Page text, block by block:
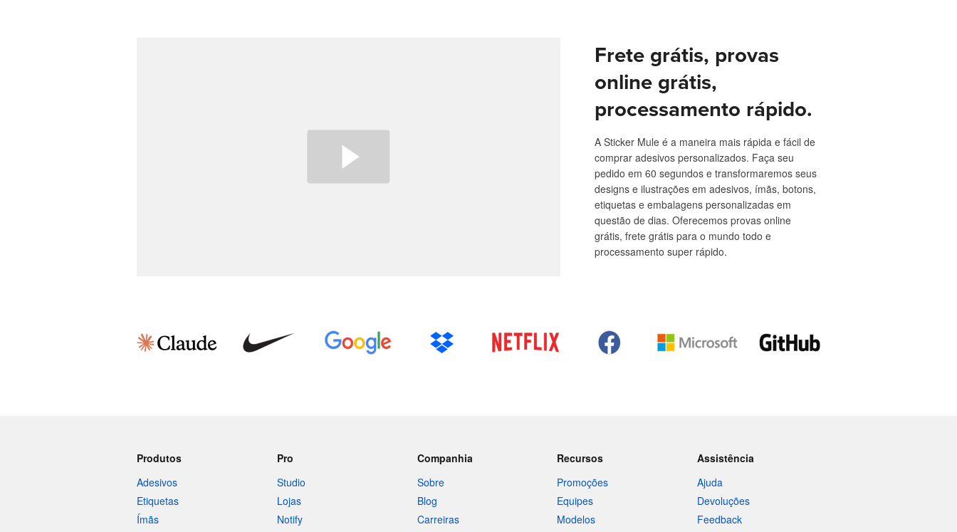
Frete grátis, provas
online grátis,
processamento rápido.
A Sticker Mule é a maneira mais rápida e fácil de
comprar adesivos personalizados. Faça seu
pedido em 60 segundos e transformaremos seus
designs e ilustrações em adesivos, ímãs, botons,
etiquetas e embalagens personalizadas em
questão de dias. Oferecemos provas online
grátis, frete grátis para o mundo todo e
processamento super rápido.
Produtos
Adesivos
Etiquetas
Ímãs
Pro
Studio
Lojas
Notify
Companhia
Sobre
Blog
Carreiras
Recursos
Promoções
Equipes
Modelos
Assistência
Ajuda
Devoluções
Feedback